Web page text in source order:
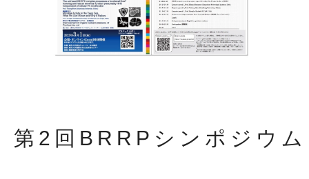
第2回BRRPシンポジウ